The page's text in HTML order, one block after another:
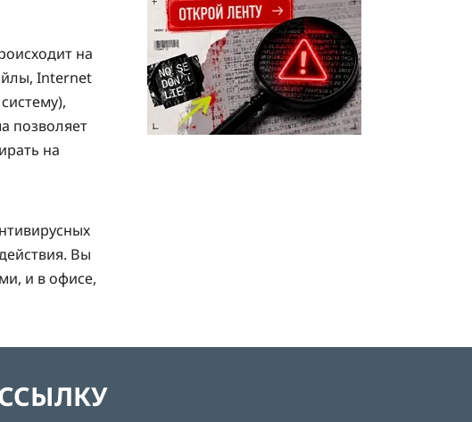
на
Internet
позволяет
на
Вы
и в офисе,